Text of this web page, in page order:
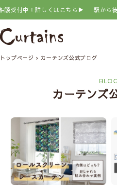
付中！詳しくはこちら▶ 駅から徒歩
トップページ カーテンズ公式ブログ
BLOG
カーテンズ